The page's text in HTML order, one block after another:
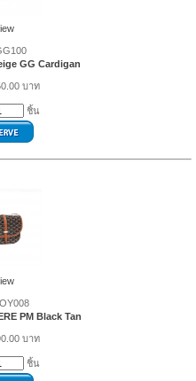
GG Cardigan
บาท
ชิ้น
PM Black Tan
บาท
ชิ้น